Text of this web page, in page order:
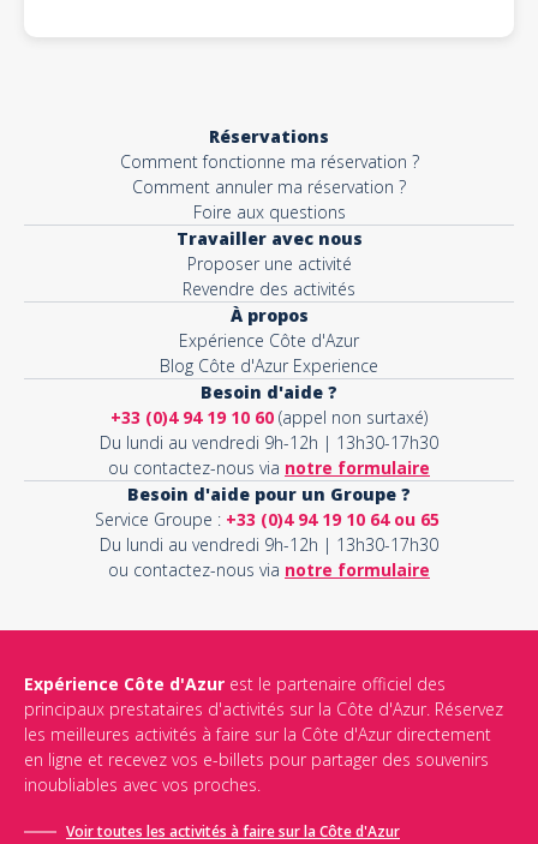
Réservations
Comment fonctionne ma réservation ?
Comment annuler ma réservation ?
Foire aux questions
Travailler avec nous
Proposer une activité
Revendre des activités
À propos
Expérience Côte d'Azur
Blog Côte d'Azur Experience
Besoin d'aide ?
+33 (0)4 94 19 10 60 (appel non surtaxé)
Du lundi au vendredi 9h-12h | 13h30-17h30
ou contactez-nous via notre formulaire
Besoin d'aide pour un Groupe ?
Service Groupe : +33 (0)4 94 19 10 64 ou 65
Du lundi au vendredi 9h-12h | 13h30-17h30
ou contactez-nous via notre formulaire
Expérience Côte d'Azur est le partenaire officiel des
principaux prestataires d'activités sur la Côte d'Azur. Réservez
les meilleures activités à faire sur la Côte d'Azur directement
en ligne et recevez vos e-billets pour partager des souvenirs
inoubliables avec vos proches.
Voir toutes les activités à faire sur la Côte d'Azur